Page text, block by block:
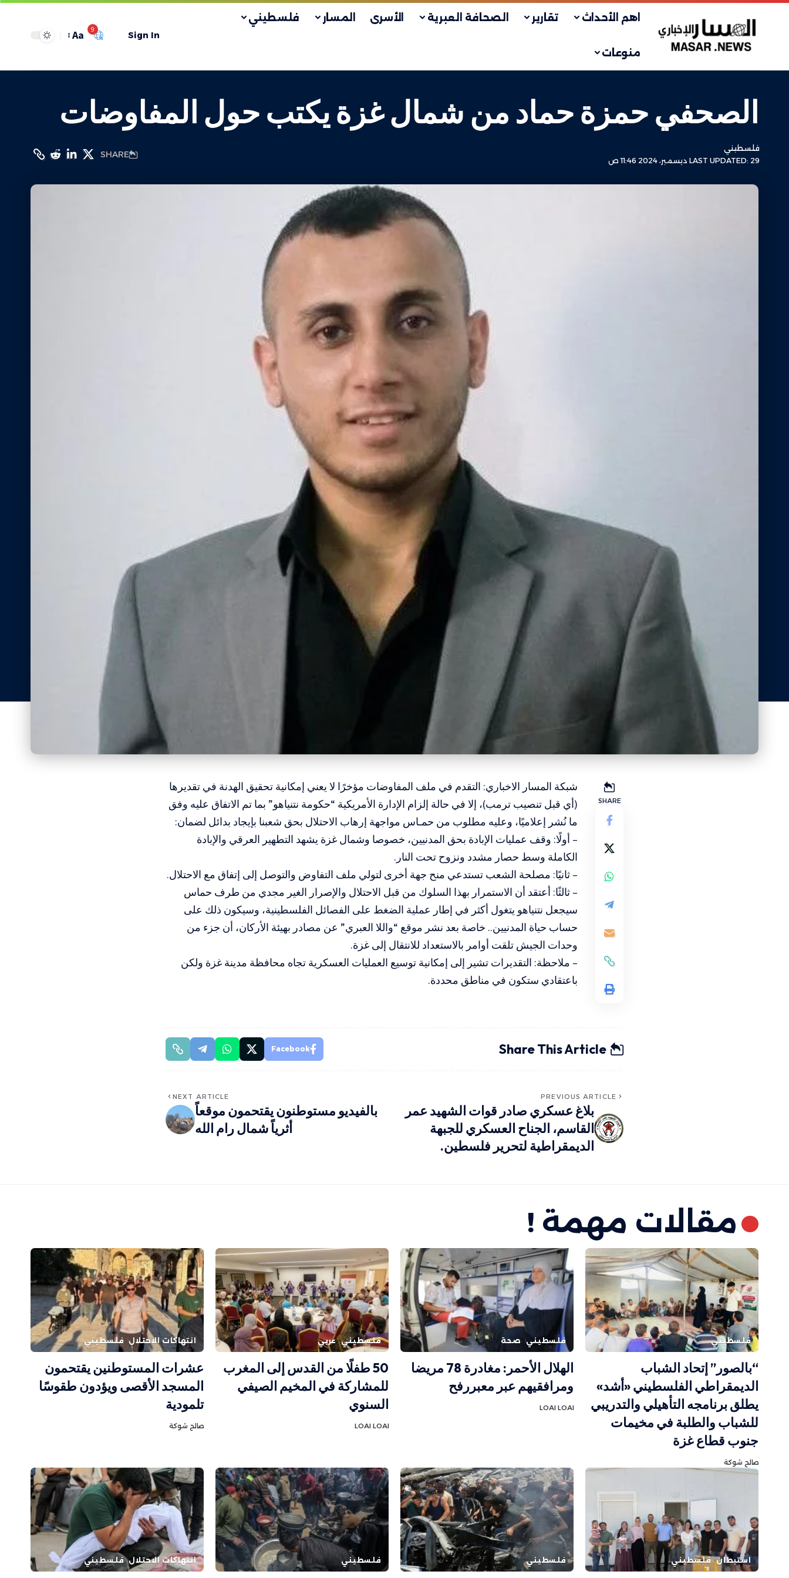
اهم الأحداث تقارير الصحافة العبرية الأسرى المسار فلسطيني
منوعات
Sign In
9
Aa
الصحفي حمزة حماد من شمال غزة يكتب حول المفاوضات
LAST UPDATED: 29 ديسمبر، 2024 11:46 ص
فلسطيني
SHARE
SHARE
شبكة المسار الاخباري: التقدم في ملف المفاوضات مؤخرًا لا يعني إمكانية تحقيق الهدنة في تقديرها
(أي قبل تنصيب ترمب)، إلا في حالة إلزام الإدارة الأمريكية “حكومة نتنياهو” بما تم الاتفاق عليه وفق
ما نُشر إعلاميًا، وعليه مطلوب من حمـاس مواجهة إرهاب الاحتلال بحق شعبنا بإيجاد بدائل لضمان:
– أولًا: وقف عمليات الإبادة بحق المدنيين، خصوصا وشمال غزة يشهد التطهير العرقي والإبادة
الكاملة وسط حصار مشدد ونزوح تحت النار.
– ثانيًا: مصلحة الشعب تستدعي منح جهة أخرى لتولي ملف التفاوض والتوصل إلى إتفاق مع الاحتلال.
– ثالثًا: أعتقد أن الاستمرار بهذا السلوك من قبل الاحتلال والإصرار الغير مجدي من طرف حماس
سيجعل نتنياهو يتغول أكثر في إطار عملية الضغط على الفصائل الفلسطينية، وسيكون ذلك على
حساب حياة المدنيين.. خاصة بعد نشر موقع “واللا العبري” عن مصادر بهيئة الأركان، أن جزء من
وحدات الجيش تلقت أوامر بالاستعداد للانتقال إلى غزة.
– ملاحظة: التقديرات تشير إلى إمكانية توسيع العمليات العسكرية تجاه محافظة مدينة غزة ولكن
باعتقادي ستكون في مناطق محددة.
Share This Article
Facebook
PREVIOUS ARTICLE
بلاغ عسكري صادر قوات الشهيد عمر
القاسم، الجناح العسكري للجبهة
الديمقراطية لتحرير فلسطين.
NEXT ARTICLE
بالفيديو مستوطنون يقتحمون موقعاً
أثرياً شمال رام الله
مقالات مهمة !
فلسطيني
“بالصور” إتحاد الشباب
الديمقراطي الفلسطيني «أشد»
يطلق برنامجه التأهيلي والتدريبي
للشباب والطلبة في مخيمات
جنوب قطاع غزة
صالح شوكة
فلسطيني صحة
الهلال الأحمر: مغادرة 78 مريضا
ومرافقيهم عبر معبررفح
LOAI LOAI
فلسطيني عربي
50 طفلًا من القدس إلى المغرب
للمشاركة في المخيم الصيفي
السنوي
LOAI LOAI
انتهاكات الاحتلال فلسطيني
عشرات المستوطنين يقتحمون
المسجد الأقصى ويؤدون طقوسًا
تلمودية
صالح شوكة
استيطان فلسطيني فلسطيني فلسطيني انتهاكات الاحتلال فلسطيني